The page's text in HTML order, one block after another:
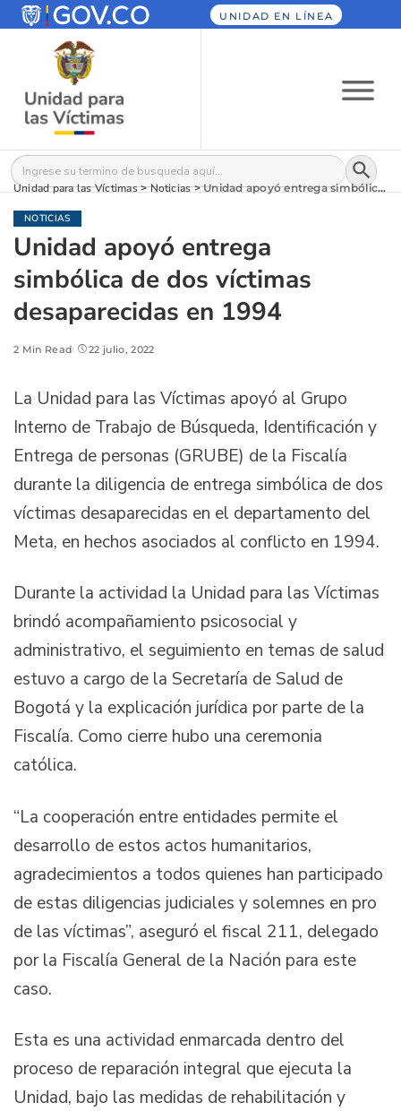
UNIDAD EN LÍNEA
Buscar: Botón
Unidad para las Víctimas>Noticias>Unidad apoyó entrega simbólica de dos víctimas desaparecidas en 1994
NOTICIAS
Unidad apoyó entrega
simbólica de dos víctimas
desaparecidas en 1994
2 Min Read 22 julio, 2022
La Unidad para las Víctimas apoyó al Grupo
Interno de Trabajo de Búsqueda, Identificación y
Entrega de personas (GRUBE) de la Fiscalía
durante la diligencia de entrega simbólica de dos
víctimas desaparecidas en el departamento del
Meta, en hechos asociados al conflicto en 1994.
Durante la actividad la Unidad para las Víctimas
brindó acompañamiento psicosocial y
administrativo, el seguimiento en temas de salud
estuvo a cargo de la Secretaría de Salud de
Bogotá y la explicación jurídica por parte de la
Fiscalía. Como cierre hubo una ceremonia
católica.
“La cooperación entre entidades permite el
desarrollo de estos actos humanitarios,
agradecimientos a todos quienes han participado
de estas diligencias judiciales y solemnes en pro
de las víctimas”, aseguró el fiscal 211, delegado
por la Fiscalía General de la Nación para este
caso.
Esta es una actividad enmarcada dentro del
proceso de reparación integral que ejecuta la
Unidad, bajo las medidas de rehabilitación y